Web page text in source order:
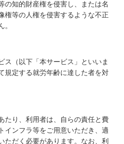
の知的財産権を侵害し、または名
権等の人権を侵害するような不正
。
ス（以下「本サービス」といいま
規定する就労年齢に達した者を対
たり、利用者は、自らの責任と費
インフラ等をご用意いただき、適
ただく必要があります。なお、利